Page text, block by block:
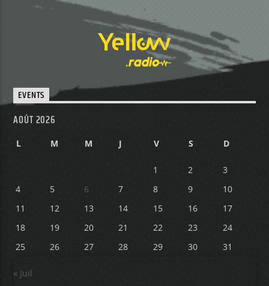
EVENTS
AOÛT 2026
L M M J V S D
1 2
3
4
5 6 7 8 9
10
11
12 13 14 15 16
17
18
19 20 21 22 23
24
25
26 27 28 29 30 31
« Juil